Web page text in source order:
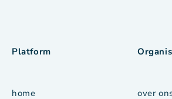
Platform
home over